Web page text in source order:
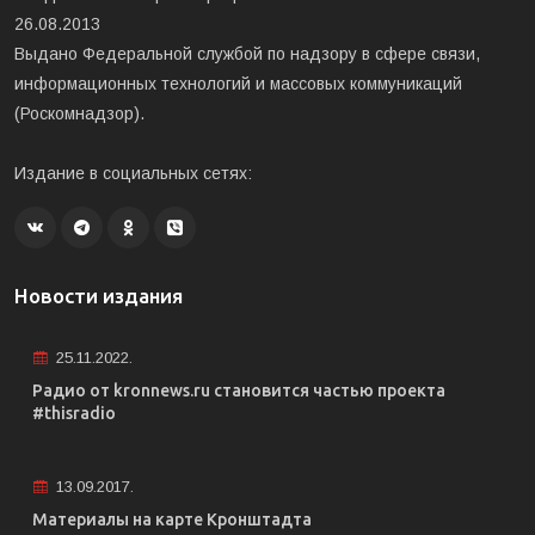
26.08.2013
Выдано Федеральной службой по надзору в сфере связи,
информационных технологий и массовых коммуникаций
(Роскомнадзор).
Издание в социальных сетях:
Новости издания
25.11.2022.
Радио от kronnews.ru становится частью проекта
#thisradio
13.09.2017.
Материалы на карте Кронштадта